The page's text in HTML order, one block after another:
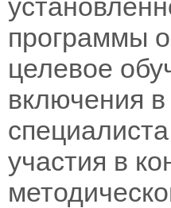
программы
целевое
включения
участия в